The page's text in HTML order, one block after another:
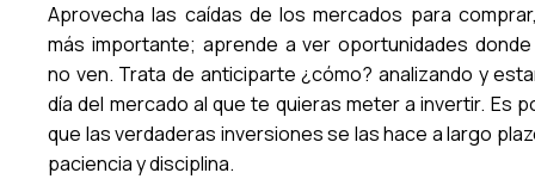
Aprovecha las caídas de los mercados para
más importante; aprende a ver oportunidades
no ven. Trata de anticiparte ¿cómo? analizando y
día del mercado al que te quieras meter a invertir. Es
que las verdaderas inversiones se las hace a largo
paciencia y disciplina.